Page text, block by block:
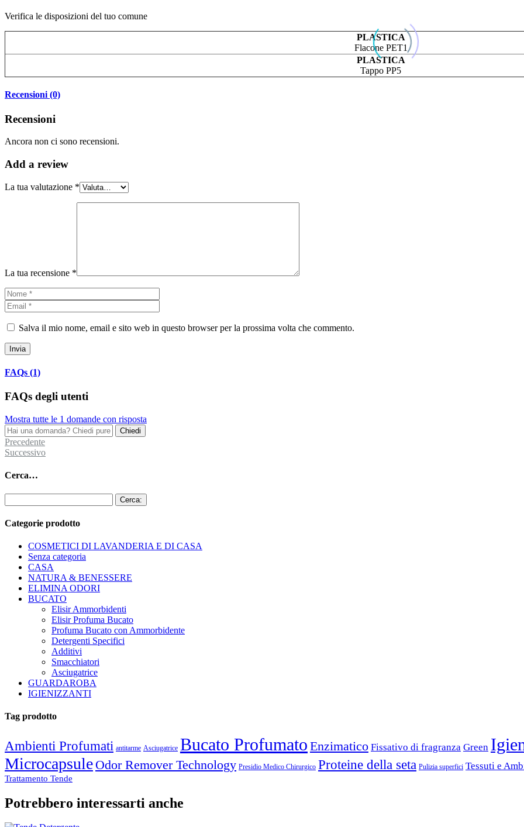
Verifica le disposizioni del tuo comune
PLASTICA
Flacone PET1
PLASTICA
Tappo PP5
Recensioni (0)
Recensioni
Ancora non ci sono recensioni.
Add a review
La tua valutazione *
La tua recensione *
Salva il mio nome, email e sito web in questo browser per la prossima volta che commento.
Invia
FAQs (1)
FAQs degli utenti
Mostra tutte le 1 domande con risposta
Precedente
Successivo
Cerca…
Cerca:
Categorie prodotto
COSMETICI DI LAVANDERIA E DI CASA
Senza categoria
CASA
NATURA & BENESSERE
ELIMINA ODORI
BUCATO
Elisir Ammorbidenti
Elisir Profuma Bucato
Profuma Bucato con Ammorbidente
Detergenti Specifici
Additivi
Smacchiatori
Asciugatrice
GUARDAROBA
IGIENIZZANTI
Tag prodotto
Ambienti Profumati antitarme Asciugatrice Bucato Profumato Enzimatico Fissativo di fragranza Green
Microcapsule Odor Remover Technology Presidio Medico Chirurgico Proteine della seta Pulizia superfici Tessuti e
Trattamento Tende
Potrebbero interessarti anche